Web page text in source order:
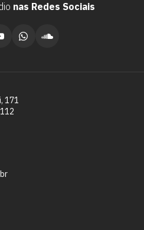
171
nas Redes Sociais
que você
2º ano de curso